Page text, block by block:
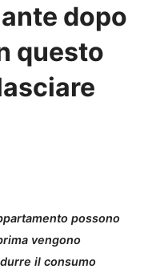
dopo
questo
possono
vengono
il consumo